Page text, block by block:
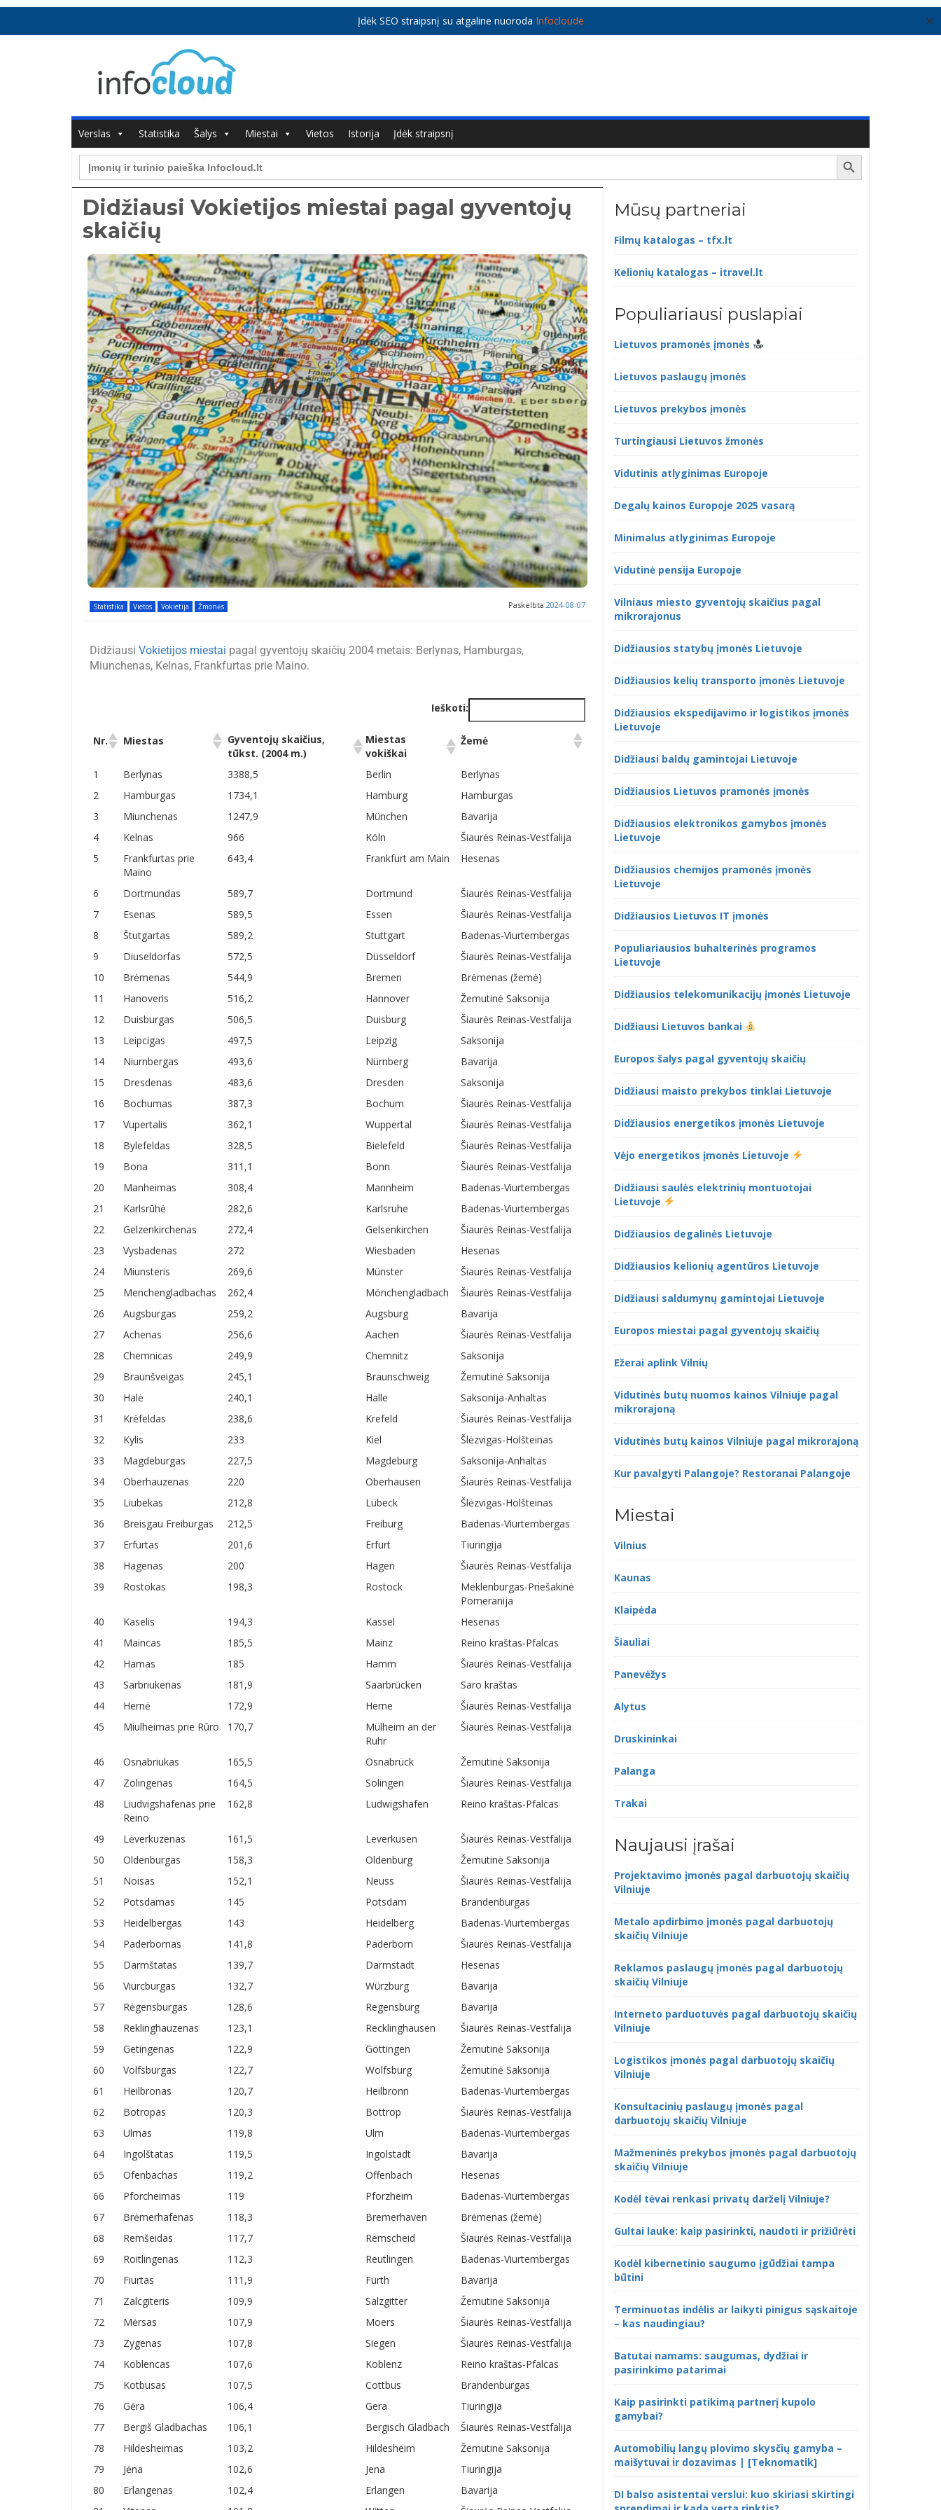
Įdėk SEO straipsnį su atgaline nuoroda Infocloude ✕
Verslas Statistika Šalys Miestai Vietos Istorija
Įdėk straipsnį
Search
for:
Search Button
Didžiausi Vokietijos miestai pagal gyventojų
skaičių
Statistika Vietos Vokietija Žmonės Paskelbta 2024-08-07
Didžiausi Vokietijos miestai pagal gyventojų skaičių 2004 metais: Berlynas, Hamburgas,
Miunchenas, Kelnas, Frankfurtas prie Maino.
Ieškoti:
Nr. Miestas
Gyventojų skaičius,
tūkst. (2004 m.)
Miestas
vokiškai
Žemė
Nr. Miestas
Gyventojų skaičius,
Miestas
Žemė
1 Berlynas 3388,5 Berlin
Berlynas
2
Hamburgas 1734,1 Hamburg
Hamburgas
3
Miunchenas 1247,9 München
Bavarija
4
Kelnas 966 Köln
Šiaurės Reinas-Vestfalija
5
Frankfurtas prie
Maino
643,4 Frankfurt am Main Hesenas
6 Dortmundas 589,7 Dortmund
Šiaurės Reinas-Vestfalija
7
Esenas 589,5 Essen
Šiaurės Reinas-Vestfalija
8
Štutgartas 589,2 Stuttgart
Badenas-Viurtembergas
9
Diuseldorfas 572,5 Düsseldorf
Šiaurės Reinas-Vestfalija
10
Brėmenas 544,9 Bremen
Brėmenas (žemė)
11
Hanoveris 516,2 Hannover
Žemutinė Saksonija
12
Duisburgas 506,5 Duisburg
Šiaurės Reinas-Vestfalija
13
Leipcigas 497,5 Leipzig
Saksonija
14
Niurnbergas 493,6 Nürnberg
Bavarija
15
Dresdenas 483,6 Dresden
Saksonija
16
Bochumas 387,3 Bochum
Šiaurės Reinas-Vestfalija
17
Vupertalis 362,1 Wuppertal
Šiaurės Reinas-Vestfalija
18
Bylefeldas 328,5 Bielefeld
Šiaurės Reinas-Vestfalija
19
Bona 311,1 Bonn
Šiaurės Reinas-Vestfalija
20
Manheimas 308,4 Mannheim
Badenas-Viurtembergas
21
Karlsrūhė 282,6 Karlsruhe
Badenas-Viurtembergas
22
Gelzenkirchenas 272,4 Gelsenkirchen
Šiaurės Reinas-Vestfalija
23
Vysbadenas 272 Wiesbaden
Hesenas
24
Miunsteris 269,6 Münster
Šiaurės Reinas-Vestfalija
25
Menchengladbachas 262,4 Mönchengladbach
Šiaurės Reinas-Vestfalija
26
Augsburgas 259,2 Augsburg
Bavarija
27
Achenas 256,6 Aachen
Šiaurės Reinas-Vestfalija
28
Chemnicas 249,9 Chemnitz
Saksonija
29
Braunšveigas 245,1 Braunschweig
Žemutinė Saksonija
30
Halė 240,1 Halle
Saksonija-Anhaltas
31
Krėfeldas 238,6 Krefeld
Šiaurės Reinas-Vestfalija
32
Kylis 233 Kiel
Šlėzvigas-Holšteinas
33
Magdeburgas 227,5 Magdeburg
Saksonija-Anhaltas
34
Oberhauzenas 220 Oberhausen
Šiaurės Reinas-Vestfalija
35
Liubekas 212,8 Lübeck
Šlėzvigas-Holšteinas
36
Breisgau Freiburgas 212,5 Freiburg
Badenas-Viurtembergas
37
Erfurtas 201,6 Erfurt
Tiuringija
38
Hagenas 200 Hagen
Šiaurės Reinas-Vestfalija
39
Rostokas 198,3 Rostock
Meklenburgas-Priešakinė
Pomeranija
40
Kaselis 194,3 Kassel
Hesenas
41
Maincas 185,5 Mainz
Reino kraštas-Pfalcas
42
Hamas 185 Hamm
Šiaurės Reinas-Vestfalija
43
Sarbriukenas 181,9 Saarbrücken
Saro kraštas
44
Hernė 172,9 Herne
Šiaurės Reinas-Vestfalija
45
Miulheimas prie Rūro 170,7
Mülheim an der
Ruhr
Šiaurės Reinas-Vestfalija
46 Osnabriukas 165,5 Osnabrück
Žemutinė Saksonija
47
Zolingenas 164,5 Solingen
Šiaurės Reinas-Vestfalija
48
Liudvigshafenas prie
Reino
162,8 Ludwigshafen Reino kraštas-Pfalcas
49 Lėverkuzenas 161,5 Leverkusen
Šiaurės Reinas-Vestfalija
50
Oldenburgas 158,3 Oldenburg
Žemutinė Saksonija
51
Noisas 152,1 Neuss
Šiaurės Reinas-Vestfalija
52
Potsdamas 145 Potsdam
Brandenburgas
53
Heidelbergas 143 Heidelberg
Badenas-Viurtembergas
54
Paderbornas 141,8 Paderborn
Šiaurės Reinas-Vestfalija
55
Darmštatas 139,7 Darmstadt
Hesenas
56
Viurcburgas 132,7 Würzburg
Bavarija
57
Rėgensburgas 128,6 Regensburg
Bavarija
58
Reklinghauzenas 123,1 Recklinghausen
Šiaurės Reinas-Vestfalija
59
Getingenas 122,9 Göttingen
Žemutinė Saksonija
60
Volfsburgas 122,7 Wolfsburg
Žemutinė Saksonija
61
Heilbronas 120,7 Heilbronn
Badenas-Viurtembergas
62
Botropas 120,3 Bottrop
Šiaurės Reinas-Vestfalija
63
Ulmas 119,8 Ulm
Badenas-Viurtembergas
64
Ingolštatas 119,5 Ingolstadt
Bavarija
65
Ofenbachas 119,2 Offenbach
Hesenas
66
Pforcheimas 119 Pforzheim
Badenas-Viurtembergas
67
Brėmerhafenas 118,3 Bremerhaven
Brėmenas (žemė)
68
Remšeidas 117,7 Remscheid
Šiaurės Reinas-Vestfalija
69
Roitlingenas 112,3 Reutlingen
Badenas-Viurtembergas
70
Fiurtas 111,9 Fürth
Bavarija
71
Zalcgiteris 109,9 Salzgitter
Žemutinė Saksonija
72
Mėrsas 107,9 Moers
Šiaurės Reinas-Vestfalija
73
Zygenas 107,8 Siegen
Šiaurės Reinas-Vestfalija
74
Koblencas 107,6 Koblenz
Reino kraštas-Pfalcas
75
Kotbusas 107,5 Cottbus
Brandenburgas
76
Gėra 106,4 Gera
Tiuringija
77
Bergiš Gladbachas 106,1 Bergisch Gladbach
Šiaurės Reinas-Vestfalija
78
Hildesheimas 103,2 Hildesheim
Žemutinė Saksonija
79
Jėna 102,6 Jena
Tiuringija
80
Erlangenas 102,4 Erlangen
Bavarija
Mūsų partneriai
Filmų katalogas – tfx.lt
Kelionių katalogas – itravel.lt
Populiariausi puslapiai
Lietuvos pramonės įmonės
Lietuvos paslaugų įmonės
Lietuvos prekybos įmonės
Turtingiausi Lietuvos žmonės
Vidutinis atlyginimas Europoje
Degalų kainos Europoje 2025 vasarą
Minimalus atlyginimas Europoje
Vidutinė pensija Europoje
Vilniaus miesto gyventojų skaičius pagal
mikrorajonus
Didžiausios statybų įmonės Lietuvoje
Didžiausios kelių transporto įmonės Lietuvoje
Didžiausios ekspedijavimo ir logistikos įmonės
Lietuvoje
Didžiausi baldų gamintojai Lietuvoje
Didžiausios Lietuvos pramonės įmonės
Didžiausios elektronikos gamybos įmonės
Lietuvoje
Didžiausios chemijos pramonės įmonės
Lietuvoje
Didžiausios Lietuvos IT įmonės
Populiariausios buhalterinės programos
Lietuvoje
Didžiausios telekomunikacijų įmonės Lietuvoje
Didžiausi Lietuvos bankai
Europos šalys pagal gyventojų skaičių
Didžiausi maisto prekybos tinklai Lietuvoje
Didžiausios energetikos įmonės Lietuvoje
Vėjo energetikos įmonės Lietuvoje
Didžiausi saulės elektrinių montuotojai
Lietuvoje
Didžiausios degalinės Lietuvoje
Didžiausios kelionių agentūros Lietuvoje
Didžiausi saldumynų gamintojai Lietuvoje
Europos miestai pagal gyventojų skaičių
Ežerai aplink Vilnių
Vidutinės butų nuomos kainos Vilniuje pagal
mikrorajoną
Vidutinės butų kainos Vilniuje pagal mikrorajoną
Kur pavalgyti Palangoje? Restoranai Palangoje
Miestai
Vilnius
Kaunas
Klaipėda
Šiauliai
Panevėžys
Alytus
Druskininkai
Palanga
Trakai
Naujausi įrašai
Projektavimo įmonės pagal darbuotojų skaičių
Vilniuje
Metalo apdirbimo įmonės pagal darbuotojų
skaičių Vilniuje
Reklamos paslaugų įmonės pagal darbuotojų
skaičių Vilniuje
Interneto parduotuvės pagal darbuotojų skaičių
Vilniuje
Logistikos įmonės pagal darbuotojų skaičių
Vilniuje
Konsultacinių paslaugų įmonės pagal
darbuotojų skaičių Vilniuje
Mažmeninės prekybos įmonės pagal darbuotojų
skaičių Vilniuje
Kodėl tėvai renkasi privatų darželį Vilniuje?
Gultai lauke: kaip pasirinkti, naudoti ir prižiūrėti
Kodėl kibernetinio saugumo įgūdžiai tampa
būtini
Terminuotas indėlis ar laikyti pinigus sąskaitoje
– kas naudingiau?
Batutai namams: saugumas, dydžiai ir
pasirinkimo patarimai
Kaip pasirinkti patikimą partnerį kupolo
gamybai?
Automobilių langų plovimo skysčių gamyba –
maišytuvai ir dozavimas | [Teknomatik]
DI balso asistentai verslui: kuo skiriasi skirtingi